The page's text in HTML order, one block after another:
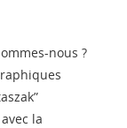
nous ?
la